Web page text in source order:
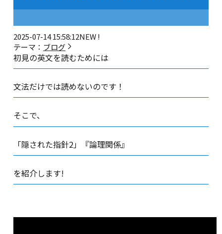
2025-07-14 15:58:12NEW !
テーマ： ブログ
初見の英文を読むためには
文法だけでは読めないのです！
そこで、
「隠された指針2」『論理関係』
を紹介します!